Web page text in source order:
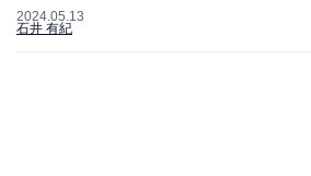
2024.05.13
石井 有紀